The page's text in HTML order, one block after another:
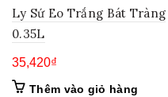
Ly Sứ Eo Trắng Bát Tràng
0.35L
35,420₫
Thêm vào giỏ hàng